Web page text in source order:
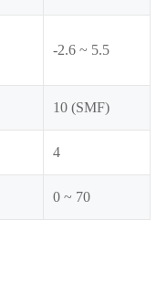
-2.6 ~ 5.5
10 (SMF)
4
0 ~ 70